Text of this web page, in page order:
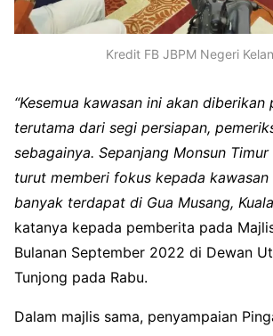
Kredit FB JBPM Negeri
“Kesemua kawasan ini akan diberikan
terutama dari segi persiapan,
sebagainya. Sepanjang Monsun
turut memberi fokus kepada
banyak terdapat di Gua Musang,
katanya kepada pemberita pada
Bulanan September 2022 di Dewan
Tunjong pada Rabu.
Dalam majlis sama, penyampaian